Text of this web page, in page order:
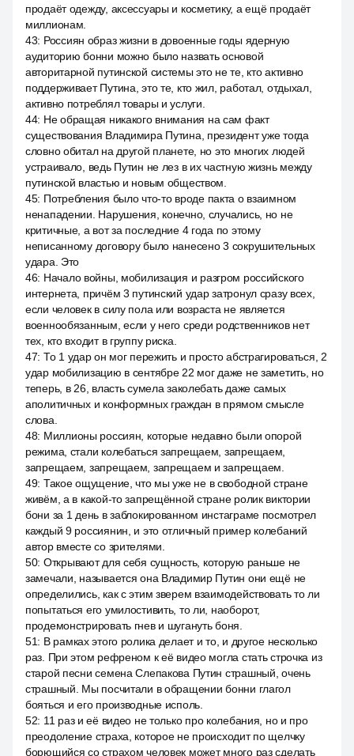
продаёт одежду, аксессуары и косметику, а ещё продаёт
миллионам.
43: Россиян образ жизни в довоенные годы ядерную
аудиторию бонни можно было назвать основой
авторитарной путинской системы это не те, кто активно
поддерживает Путина, это те, кто жил, работал, отдыхал,
активно потреблял товары и услуги.
44: Не обращая никакого внимания на сам факт
существования Владимира Путина, президент уже тогда
словно обитал на другой планете, но это многих людей
устраивало, ведь Путин не лез в их частную жизнь между
путинской властью и новым обществом.
45: Потребления было что-то вроде пакта о взаимном
ненападении. Нарушения, конечно, случались, но не
критичные, а вот за последние 4 года по этому
неписанному договору было нанесено 3 сокрушительных
удара. Это
46: Начало войны, мобилизация и разгром российского
интернета, причём 3 путинский удар затронул сразу всех,
если человек в силу пола или возраста не является
военнообязанным, если у него среди родственников нет
тех, кто входит в группу риска.
47: То 1 удар он мог пережить и просто абстрагироваться, 2
удар мобилизацию в сентябре 22 мог даже не заметить, но
теперь, в 26, власть сумела заколебать даже самых
аполитичных и конформных граждан в прямом смысле
слова.
48: Миллионы россиян, которые недавно были опорой
режима, стали колебаться запрещаем, запрещаем,
запрещаем, запрещаем, запрещаем и запрещаем.
49: Такое ощущение, что мы уже не в свободной стране
живём, а в какой-то запрещённой стране ролик виктории
бони за 1 день в заблокированном инстаграме посмотрел
каждый 9 россиянин, и это отличный пример колебаний
автор вместе со зрителями.
50: Открывают для себя сущность, которую раньше не
замечали, называется она Владимир Путин они ещё не
определились, как с этим зверем взаимодействовать то ли
попытаться его умилостивить, то ли, наоборот,
продемонстрировать гнев и шугануть боня.
51: В рамках этого ролика делает и то, и другое несколько
раз. При этом рефреном к её видео могла стать строчка из
старой песни семена Слепакова Путин страшный, очень
страшный. Мы посчитали в обращении бонни глагол
бояться и его производные исполь.
52: 11 раз и её видео не только про колебания, но и про
преодоление страха, которое не происходит по щелчку
борющийся со страхом человек может много раз сделать